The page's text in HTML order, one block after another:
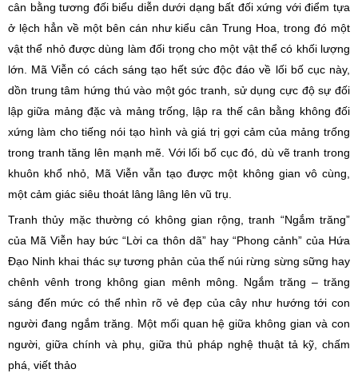
cân bằng tương đối biểu diễn dưới dạng bất đối xứng với điểm tựa
ở lệch hẳn về một bên cán như kiểu cân Trung Hoa, trong đó một
vật thể nhỏ được dùng làm đối trọng cho một vật thể có khối lượng
lớn. Mã Viễn có cách sáng tạo hết sức độc đáo về lối bố cục này,
dồn trung tâm hứng thú vào một góc tranh, sử dụng cực độ sự đối
lập giữa mảng đặc và mảng trống, lập ra thế cân bằng không đối
xứng làm cho tiếng nói tạo hình và giá trị gợi cảm của mảng trống
trong tranh tăng lên mạnh mẽ. Với lối bố cục đó, dù vẽ tranh trong
khuôn khổ nhỏ, Mã Viễn vẫn tạo được một không gian vô cùng,
một cảm giác siêu thoát lâng lâng lên vũ trụ.
Tranh thủy mặc thường có không gian rộng, tranh “Ngắm trăng”
của Mã Viễn hay bức “Lời ca thôn dã” hay “Phong cảnh” của Hứa
Đạo Ninh khai thác sự tương phản của thế núi rừng sừng sững hay
chênh vênh trong không gian mênh mông. Ngắm trăng – trăng
sáng đến mức có thể nhìn rõ vẻ đẹp của cây như hướng tới con
người đang ngắm trăng. Một mối quan hệ giữa không gian và con
người, giữa chính và phụ, giữa thủ pháp nghệ thuật tả kỹ, chấm
phá, viết thảo